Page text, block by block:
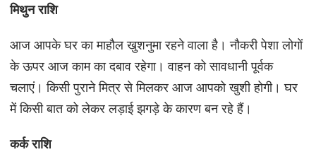
मिथुन राशि
आज आपके घर का माहौल खुशनुमा रहने वाला है। नौकरी पेशा लोगों
के ऊपर आज काम का दबाव रहेगा। वाहन को सावधानी पूर्वक
चलाएं। किसी पुराने मित्र से मिलकर आज आपको खुशी होगी। घर
में किसी बात को लेकर लड़ाई झगड़े के कारण बन रहे हैं।
कर्क राशि